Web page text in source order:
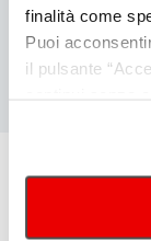
finalità come
Puoi
il pulsante
COSA
Cerca